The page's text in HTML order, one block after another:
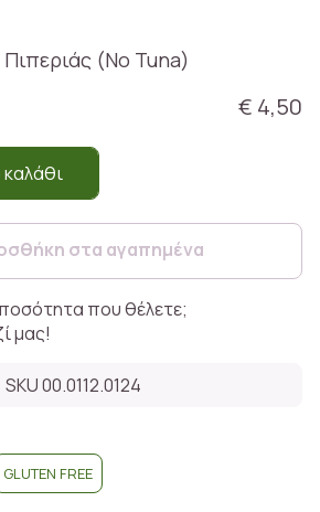
(No Tuna)
€ 4,50
στα αγαπημένα
που θέλετε;
μας!
SKU 00.0112.0124
GLUTEN FREE